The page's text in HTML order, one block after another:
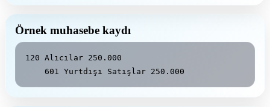
Örnek muhasebe kaydı
120 Alıcılar 250.000
    601 Yurtdışı Satışlar 250.000